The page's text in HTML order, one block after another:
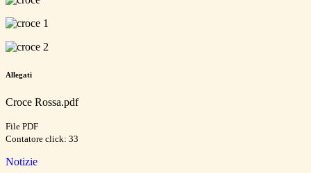
Allegati
Croce Rossa.pdf
File PDF
Contatore click: 33
Notizie